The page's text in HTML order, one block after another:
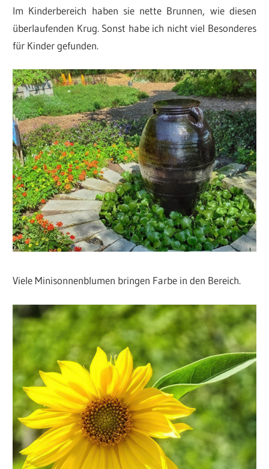
Im Kinderbereich haben sie nette Brunnen, wie diesen
überlaufenden Krug. Sonst habe ich nicht viel Besonderes
für Kinder gefunden.
Viele Minisonnenblumen bringen Farbe in den Bereich.